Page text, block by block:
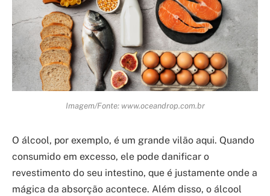
Imagem/Fonte: www.oceandrop.com.br
O álcool, por exemplo, é um grande vilão aqui. Quando
consumido em excesso, ele pode danificar o
revestimento do seu intestino, que é justamente onde a
mágica da absorção acontece. Além disso, o álcool